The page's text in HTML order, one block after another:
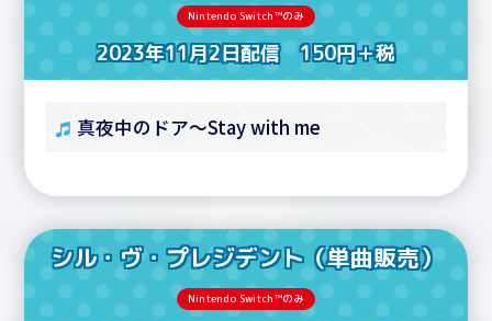
Nintendo Switch™のみ
2023年11月2日配信 150円＋税
真夜中のドア～Stay with me
シル・ヴ・プレジデント（単曲販売）
Nintendo Switch™のみ